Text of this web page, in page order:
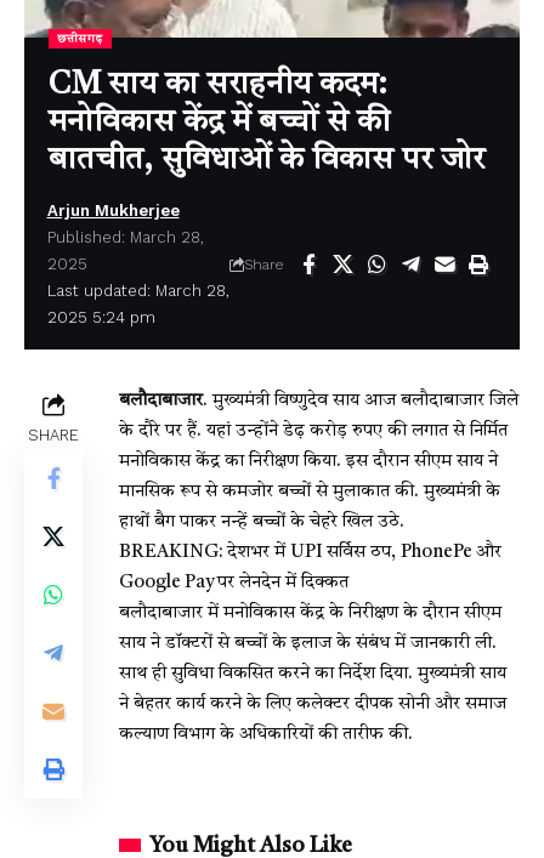
छत्तीसगढ़
CM साय का सराहनीय कदम:
मनोविकास केंद्र में बच्चों से की
बातचीत, सुविधाओं के विकास पर जोर
Last updated: March 28,
2025 5:24 pm
Arjun Mukherjee
Published: March 28,
2025
Share
SHARE
बलौदाबाजार. मुख्यमंत्री विष्णुदेव साय आज बलौदाबाजार जिले
के दौरे पर हैं. यहां उन्होंने डेढ़ करोड़ रुपए की लगात से निर्मित
मनोविकास केंद्र का निरीक्षण किया. इस दौरान सीएम साय ने
मानसिक रूप से कमजोर बच्चों से मुलाकात की. मुख्यमंत्री के
हाथों बैग पाकर नन्हें बच्चों के चेहरे खिल उठे.
BREAKING: देशभर में UPI सर्विस ठप, PhonePe और
Google Pay पर लेनदेन में दिक्कत
बलौदाबाजार में मनोविकास केंद्र के निरीक्षण के दौरान सीएम
साय ने डॉक्टरों से बच्चों के इलाज के संबंध में जानकारी ली.
साथ ही सुविधा विकसित करने का निर्देश दिया. मुख्यमंत्री साय
ने बेहतर कार्य करने के लिए कलेक्टर दीपक सोनी और समाज
कल्याण विभाग के अधिकारियों की तारीफ की.
You Might Also Like